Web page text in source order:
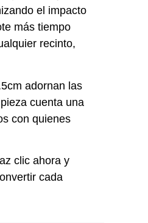
el impacto
más tiempo
recinto,
adornan las
cuenta una
con quienes
clic ahora y
cada